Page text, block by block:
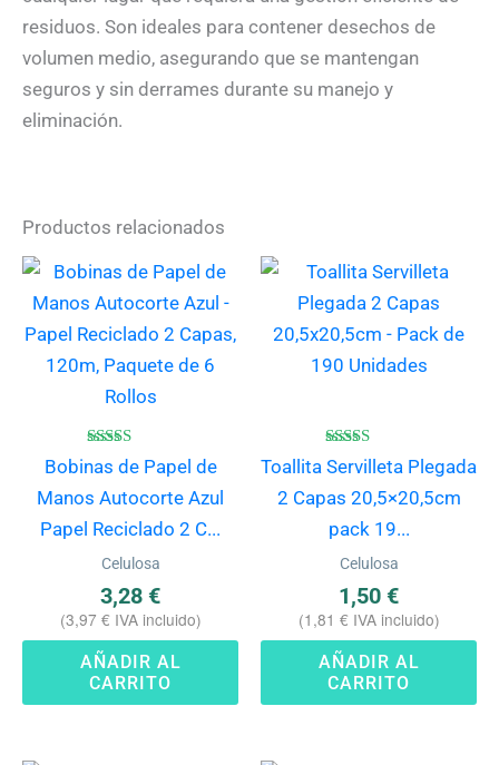
residuos. Son ideales para contener desechos de
volumen medio, asegurando que se mantengan
seguros y sin derrames durante su manejo y
eliminación.
Productos relacionados
Valorado
con
4.67
de 5
Bobinas de Papel de
Manos Autocorte Azul
Papel Reciclado 2 C...
Celulosa
3,28 €
(3,97 € IVA incluido)
AÑADIR AL
CARRITO
Valorado
con
4.50
de 5
Toallita Servilleta Plegada
2 Capas 20,5×20,5cm
pack 19...
Celulosa
1,50 €
(1,81 € IVA incluido)
AÑADIR AL
CARRITO